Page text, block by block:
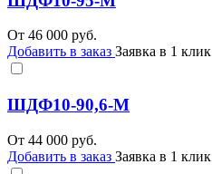
От 46 000 руб.
Добавить в заказ Заявка в 1 клик
ШДФ10-90,6-М
От 44 000 руб.
Добавить в заказ Заявка в 1 клик